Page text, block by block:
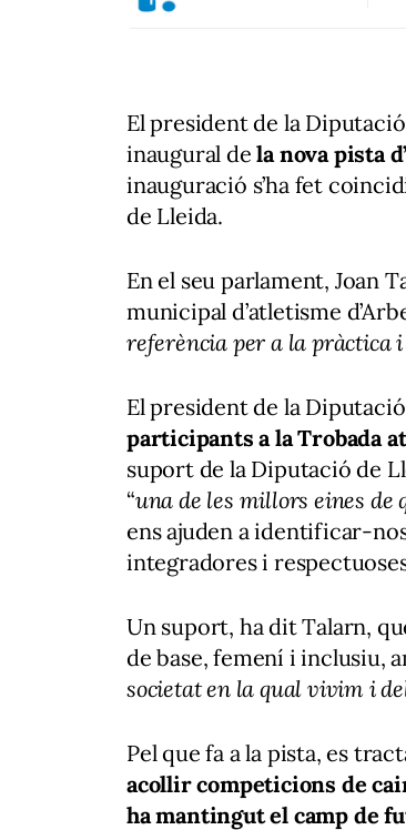
El president de la Diputació
inaugural de la nova pista
inauguració s’ha fet
de Lleida.
En el seu parlament, Joan
municipal d’atletisme
referència per a la pràctica
El president de la Diputació
participants a la Trobada
suport de la Diputació de
“una de les millors eines de
ens ajuden a identificar-
integradores i
Un suport, ha dit Talarn,
de base, femení i inclusiu,
societat en la qual vivim i
Pel que fa a la pista, es
acollir competicions de
ha mantingut el camp de